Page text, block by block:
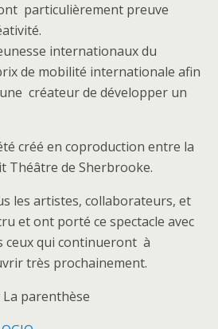
particulièrement preuve
internationaux du
de mobilité internationale afin
créateur de développer un
créé en coproduction entre la
Théâtre de Sherbrooke.
les artistes, collaborateurs, et
et ont porté ce spectacle avec
ceux qui continueront à
très prochainement.
parenthèse